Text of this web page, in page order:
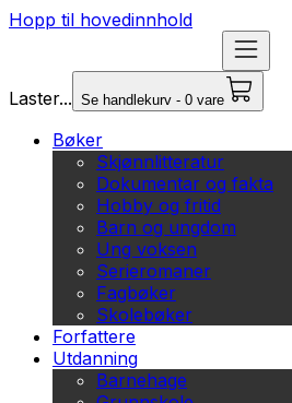
Hopp til hovedinnhold
Laster... Se handlekurv - 0 vare
Bøker
Skjønnlitteratur
Dokumentar og fakta
Hobby og fritid
Barn og ungdom
Ung voksen
Serieromaner
Fagbøker
Skolebøker
Forfattere
Utdanning
Barnehage